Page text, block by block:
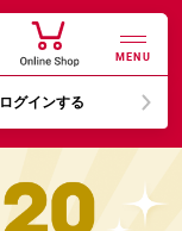
MENU
ログインする